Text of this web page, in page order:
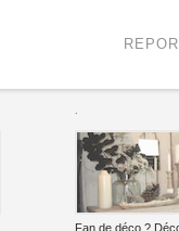
Fan de déco ?